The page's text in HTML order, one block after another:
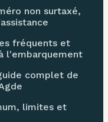
non surtaxé,
fréquents et
l'embarquement
complet de
limites et